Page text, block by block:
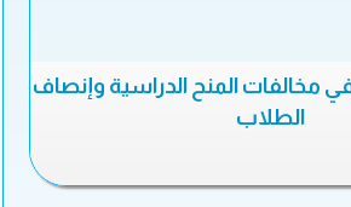
مخالفات المنح الدراسية وإنصاف
الطلاب